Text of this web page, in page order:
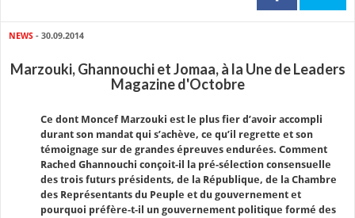
NEWS - 30.09.2014
Marzouki, Ghannouchi et Jomaa, à la Une de Leaders
Magazine d'Octobre
Ce dont Moncef Marzouki est le plus fier d’avoir accompli
durant son mandat qui s’achève, ce qu’il regrette et son
témoignage sur de grandes épreuves endurées. Comment
Rached Ghannouchi conçoit-il la pré-sélection consensuelle
des trois futurs présidents, de la République, de la Chambre
des Représentants du Peuple et du gouvernement et
pourquoi préfère-t-il un gouvernement politique formé des